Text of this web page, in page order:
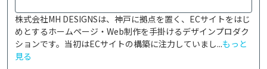
株式会社MH DESIGNSは、神戸に拠点を置く、ECサイトをはじ
めとするホームページ・Web制作を手掛けるデザインプロダク
ションです。当初はECサイトの構築に注力していまし...もっと
見る